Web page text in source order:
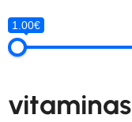
1.00€
vitaminas